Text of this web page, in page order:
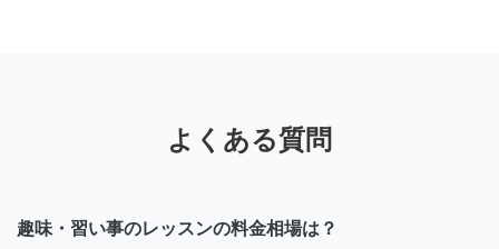
よくある質問
趣味・習い事のレッスンの料金相場は？